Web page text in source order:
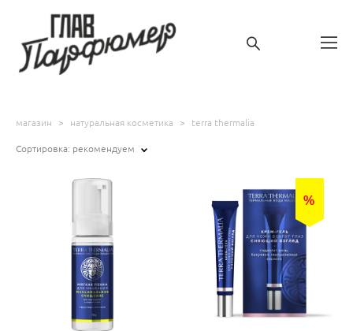
магазин > натуральная косметика > terra thermalia
Сортировка: рекомендуем
%